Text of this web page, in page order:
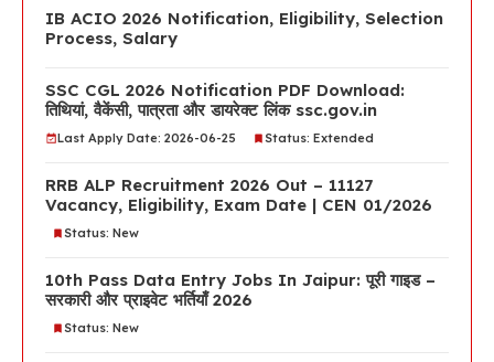
IB ACIO 2026 Notification, Eligibility, Selection
Process, Salary
SSC CGL 2026 Notification PDF Download:
तिथियां, वैकेंसी, पात्रता और डायरेक्ट लिंक ssc.gov.in
Last Apply Date: 2026-06-25 Status: Extended
RRB ALP Recruitment 2026 Out – 11127
Vacancy, Eligibility, Exam Date | CEN 01/2026
Status: New
10th Pass Data Entry Jobs In Jaipur: पूरी गाइड –
सरकारी और प्राइवेट भर्तियाँ 2026
Status: New